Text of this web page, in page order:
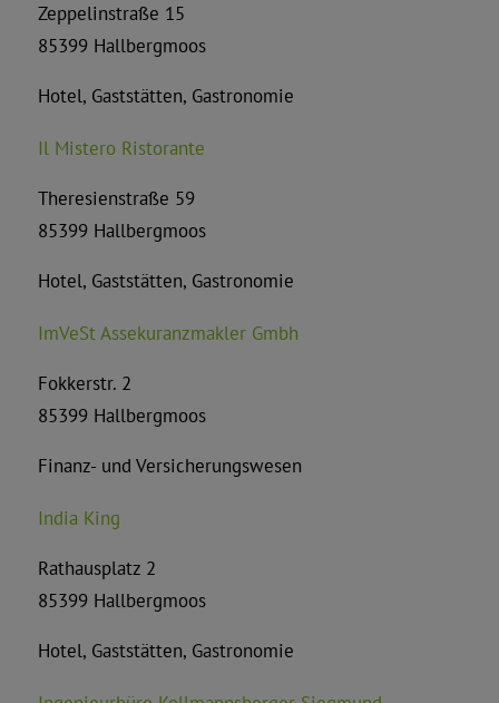
Zeppelinstraße 15
85399 Hallbergmoos
Hotel, Gaststätten, Gastronomie
Il Mistero Ristorante
Theresienstraße 59
85399 Hallbergmoos
Hotel, Gaststätten, Gastronomie
ImVeSt Assekuranzmakler Gmbh
Fokkerstr. 2
85399 Hallbergmoos
Finanz- und Versicherungswesen
India King
Rathausplatz 2
85399 Hallbergmoos
Hotel, Gaststätten, Gastronomie